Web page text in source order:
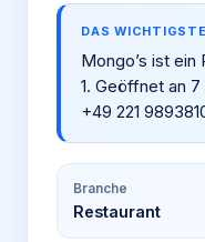
DAS
Mongo’s ist ein
1. Geöffnet an
+49 221
Branche
Restaurant